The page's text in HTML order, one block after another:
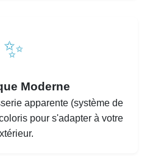
✨
Moderne
apparente (système de
pour s'adapter à votre